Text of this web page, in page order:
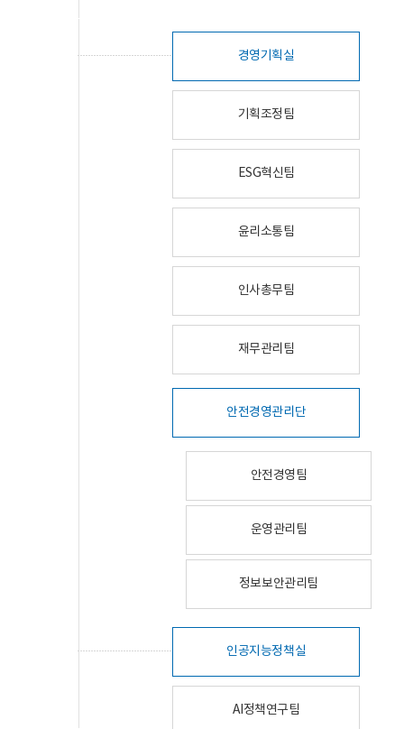
경영기획실
기획조정팀
ESG혁신팀
윤리소통팀
인사총무팀
재무관리팀
안전경영관리단
안전경영팀
운영관리팀
정보보안관리팀
인공지능정책실
AI정책연구팀